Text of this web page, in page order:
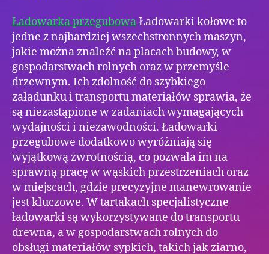
Ładowarka przegubowaŁadowarki kołowe to
jedne z najbardziej wszechstronnych maszyn,
jakie można znaleźć na placach budowy, w
gospodarstwach rolnych oraz w przemyśle
drzewnym. Ich zdolność do szybkiego
załadunku i transportu materiałów sprawia, że
są niezastąpione w zadaniach wymagających
wydajności i niezawodności. Ładowarki
przegubowe dodatkowo wyróżniają się
wyjątkową zwrotnością, co pozwala im na
sprawną pracę w wąskich przestrzeniach oraz
w miejscach, gdzie precyzyjne manewrowanie
jest kluczowe. W tartakach specjalistyczne
ładowarki są wykorzystywane do transportu
drewna, a w gospodarstwach rolnych do
obsługi materiałów sypkich, takich jak ziarno,